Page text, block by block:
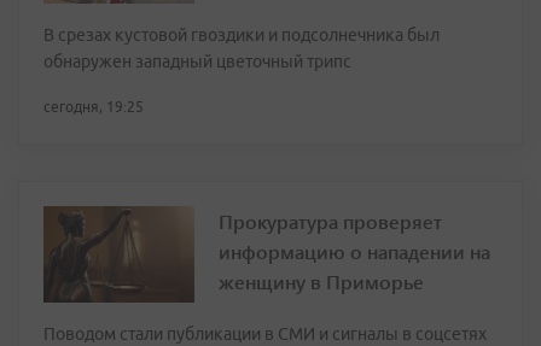
В срезах кустовой гвоздики и подсолнечника был
обнаружен западный цветочный трипс
сегодня, 19:25
Прокуратура проверяет
информацию о нападении на
женщину в Приморье
Поводом стали публикации в СМИ и сигналы в соцсетях